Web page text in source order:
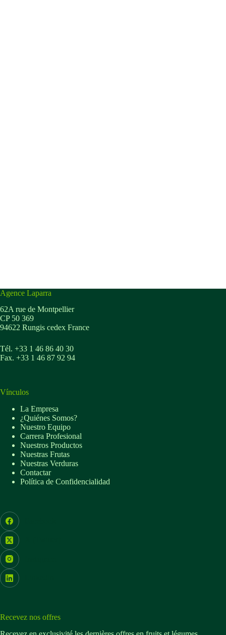
Agence Laparra
62A rue de Montpellier
CP 50 369
94622 Rungis cedex France
Tél. +33 1 46 86 40 30
Fax. +33 1 46 87 92 94
Vínculos
La Empresa
¿Quiénes Somos?
Nuestro Equipo
Carrera Profesional
Nuestros Productos
Nuestras Frutas
Nuestras Verduras
Contactar
Política de Confidencialidad
Recevez nos offres